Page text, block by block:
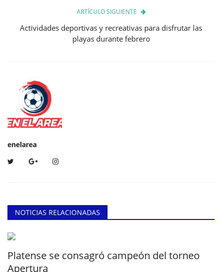
ARTÍCULO SIGUIENTE
Actividades deportivas y recreativas para disfrutar las
playas durante febrero
enelarea
NOTICIAS RELACIONADAS
Platense se consagró campeón del torneo
Apertura